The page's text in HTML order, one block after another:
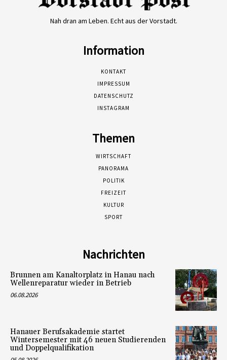
Nah dran am Leben. Echt aus der Vorstadt.
Information
KONTAKT
IMPRESSUM
DATENSCHUTZ
INSTAGRAM
Themen
WIRTSCHAFT
PANORAMA
POLITIK
FREIZEIT
KULTUR
SPORT
Nachrichten
Brunnen am Kanaltorplatz in Hanau nach
Wellenreparatur wieder in Betrieb
06.08.2026
Hanauer Berufsakademie startet
Wintersemester mit 46 neuen Studierenden
und Doppelqualifikation